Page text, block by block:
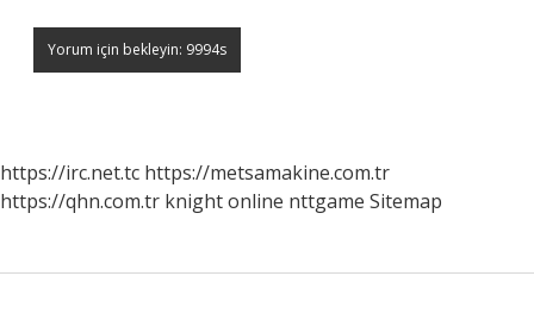
https://irc.net.tc https://metsamakine.com.tr
https://qhn.com.tr knight online nttgame Sitemap